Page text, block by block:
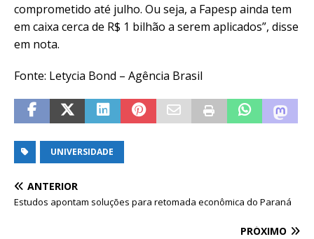
comprometido até julho. Ou seja, a Fapesp ainda tem
em caixa cerca de R$ 1 bilhão a serem aplicados”, disse
em nota.
Fonte: Letycia Bond – Agência Brasil
UNIVERSIDADE
ANTERIOR
Estudos apontam soluções para retomada econômica do Paraná
PRÓXIMO